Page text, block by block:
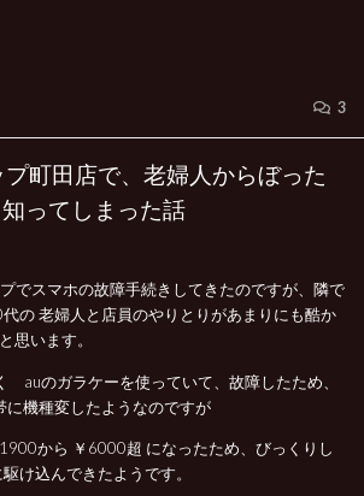
3
町田店で、老婦人からぼった
ってしまった話
でスマホの故障手続きしてきたのですが、隣で
の 老婦人と店員のやりとりがあまりにも酷か
思います。
auのガラケーを使っていて、故障したため、
に機種変したようなのですが
から ￥6000超 になったため、びっくりし
け込んできたようです。